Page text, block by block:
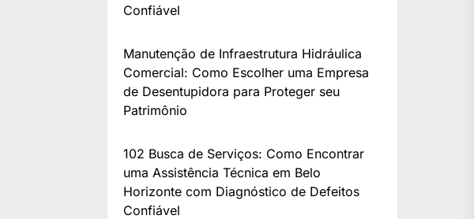
Confiável
Manutenção de Infraestrutura Hidráulica
Comercial: Como Escolher uma Empresa
de Desentupidora para Proteger seu
Patrimônio
102 Busca de Serviços: Como Encontrar
uma Assistência Técnica em Belo
Horizonte com Diagnóstico de Defeitos
Confiável